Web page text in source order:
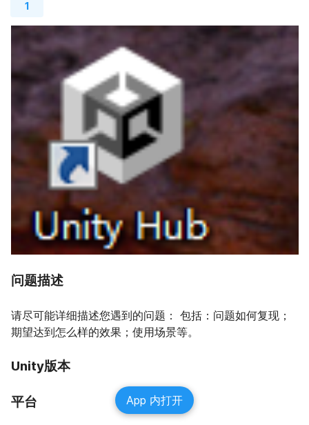
1
问题描述
请尽可能详细描述您遇到的问题： 包括：问题如何复现；
期望达到怎么样的效果；使用场景等。
Unity版本
平台 App 内打开